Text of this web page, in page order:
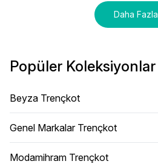
Daha Fazla
Popüler Koleksiyonlar
Beyza Trençkot
Genel Markalar Trençkot
Modamihram Trençkot